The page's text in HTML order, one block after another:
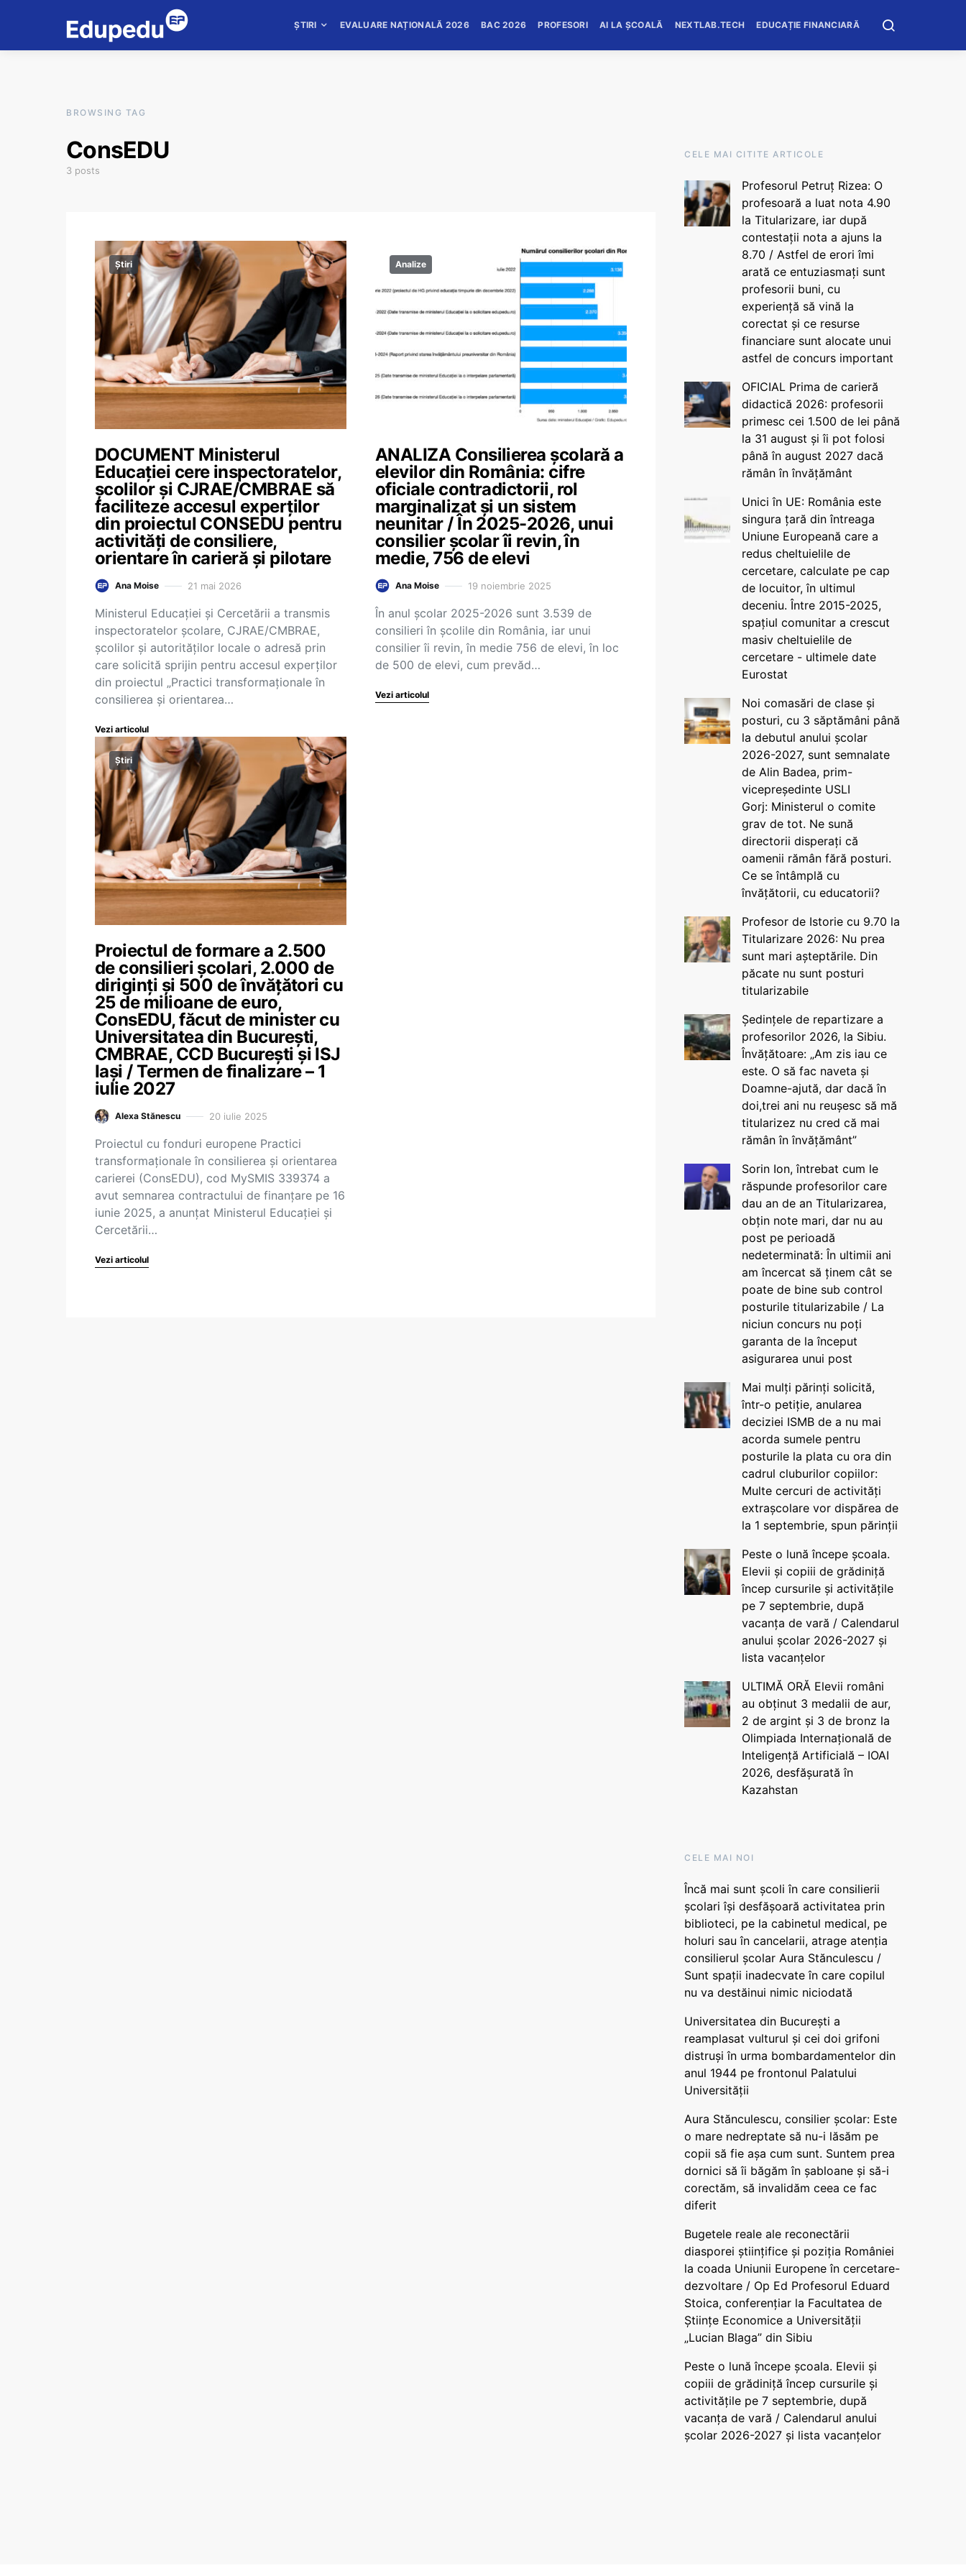
ȘTIRI EVALUARE NAȚIONALĂ 2026 BAC 2026 PROFESORI AI LA ȘCOALĂ NEXTLAB.TECH EDUCAȚIE FINANCIARĂ
BROWSING TAG
ConsEDU
3 posts
Știri
DOCUMENT Ministerul
Educației cere inspectoratelor,
școlilor și CJRAE/CMBRAE să
faciliteze accesul experților
din proiectul CONSEDU pentru
activități de consiliere,
orientare în carieră și pilotare
Ana Moise 21 mai 2026
Ministerul Educației și Cercetării a transmis
inspectoratelor școlare, CJRAE/CMBRAE,
școlilor și autorităților locale o adresă prin
care solicită sprijin pentru accesul experților
din proiectul „Practici transformaționale în
consilierea și orientarea…
Vezi articolul
Analize
ANALIZA Consilierea școlară a
elevilor din România: cifre
oficiale contradictorii, rol
marginalizat și un sistem
neunitar / În 2025-2026, unui
consilier școlar îi revin, în
medie, 756 de elevi
Ana Moise 19 noiembrie 2025
În anul școlar 2025-2026 sunt 3.539 de
consilieri în școlile din România, iar unui
consilier îi revin, în medie 756 de elevi, în loc
de 500 de elevi, cum prevăd…
Vezi articolul
Știri
Proiectul de formare a 2.500
de consilieri școlari, 2.000 de
diriginți și 500 de învățători cu
25 de milioane de euro,
ConsEDU, făcut de minister cu
Universitatea din București,
CMBRAE, CCD București și ISJ
Iași / Termen de finalizare – 1
iulie 2027
Alexa Stănescu 20 iulie 2025
Proiectul cu fonduri europene Practici
transformaționale în consilierea și orientarea
carierei (ConsEDU), cod MySMIS 339374 a
avut semnarea contractului de finanțare pe 16
iunie 2025, a anunțat Ministerul Educației și
Cercetării…
Vezi articolul
CELE MAI CITITE ARTICOLE
Profesorul Petruț Rizea: O
profesoară a luat nota 4.90
la Titularizare, iar după
contestații nota a ajuns la
8.70 / Astfel de erori îmi
arată ce entuziasmați sunt
profesorii buni, cu
experiență să vină la
corectat și ce resurse
financiare sunt alocate unui
astfel de concurs important
OFICIAL Prima de carieră
didactică 2026: profesorii
primesc cei 1.500 de lei până
la 31 august și îi pot folosi
până în august 2027 dacă
rămân în învățământ
Unici în UE: România este
singura țară din întreaga
Uniune Europeană care a
redus cheltuielile de
cercetare, calculate pe cap
de locuitor, în ultimul
deceniu. Între 2015-2025,
spațiul comunitar a crescut
masiv cheltuielile de
cercetare - ultimele date
Eurostat
Noi comasări de clase și
posturi, cu 3 săptămâni până
la debutul anului școlar
2026-2027, sunt semnalate
de Alin Badea, prim-
vicepreședinte USLI
Gorj: Ministerul o comite
grav de tot. Ne sună
directorii disperați că
oamenii rămân fără posturi.
Ce se întâmplă cu
învățătorii, cu educatorii?
Profesor de Istorie cu 9.70 la
Titularizare 2026: Nu prea
sunt mari așteptările. Din
păcate nu sunt posturi
titularizabile
Ședințele de repartizare a
profesorilor 2026, la Sibiu.
Învățătoare: „Am zis iau ce
este. O să fac naveta și
Doamne-ajută, dar dacă în
doi,trei ani nu reușesc să mă
titularizez nu cred că mai
rămân în învățământ”
Sorin Ion, întrebat cum le
răspunde profesorilor care
dau an de an Titularizarea,
obțin note mari, dar nu au
post pe perioadă
nedeterminată: În ultimii ani
am încercat să ținem cât se
poate de bine sub control
posturile titularizabile / La
niciun concurs nu poți
garanta de la început
asigurarea unui post
Mai mulți părinți solicită,
într-o petiție, anularea
deciziei ISMB de a nu mai
acorda sumele pentru
posturile la plata cu ora din
cadrul cluburilor copiilor:
Multe cercuri de activități
extrașcolare vor dispărea de
la 1 septembrie, spun părinții
Peste o lună începe școala.
Elevii și copiii de grădiniță
încep cursurile și activitățile
pe 7 septembrie, după
vacanța de vară / Calendarul
anului școlar 2026-2027 și
lista vacanțelor
ULTIMĂ ORĂ Elevii români
au obținut 3 medalii de aur,
2 de argint și 3 de bronz la
Olimpiada Internațională de
Inteligență Artificială – IOAI
2026, desfășurată în
Kazahstan
CELE MAI NOI
Încă mai sunt școli în care consilierii
școlari își desfășoară activitatea prin
biblioteci, pe la cabinetul medical, pe
holuri sau în cancelarii, atrage atenția
consilierul școlar Aura Stănculescu /
Sunt spații inadecvate în care copilul
nu va destăinui nimic niciodată
Universitatea din București a
reamplasat vulturul și cei doi grifoni
distruși în urma bombardamentelor din
anul 1944 pe frontonul Palatului
Universității
Aura Stănculescu, consilier școlar: Este
o mare nedreptate să nu-i lăsăm pe
copii să fie așa cum sunt. Suntem prea
dornici să îi băgăm în șabloane și să-i
corectăm, să invalidăm ceea ce fac
diferit
Bugetele reale ale reconectării
diasporei științifice și poziția României
la coada Uniunii Europene în cercetare-
dezvoltare / Op Ed Profesorul Eduard
Stoica, conferențiar la Facultatea de
Științe Economice a Universității
„Lucian Blaga” din Sibiu
Peste o lună începe școala. Elevii și
copiii de grădiniță încep cursurile și
activitățile pe 7 septembrie, după
vacanța de vară / Calendarul anului
școlar 2026-2027 și lista vacanțelor